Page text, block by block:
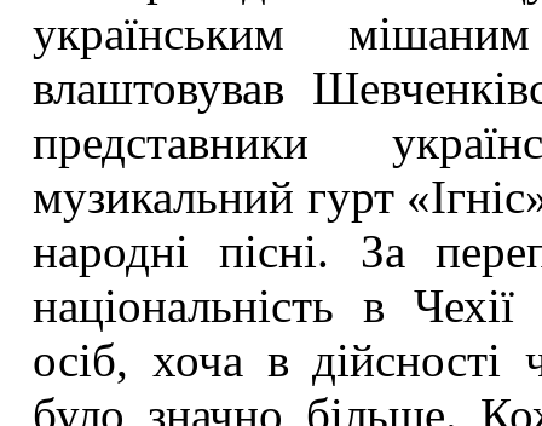
українським
влаштовував
представники
музикальний гурт
народні пісні. За
національність в
осіб, хоча в дійсності
було значно більше.